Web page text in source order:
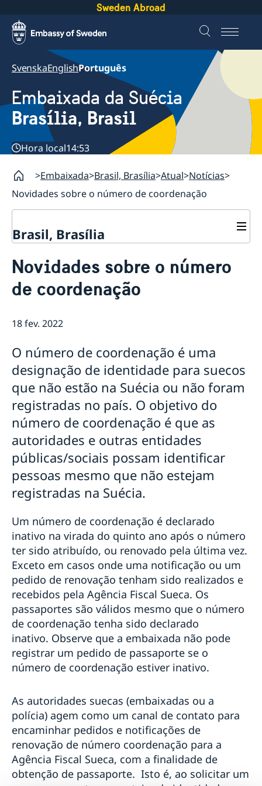
Sweden Abroad
SvenskaEnglishPortuguês
Embaixada da Suécia
Brasília, Brasil
Hora local14:53
Embaixada Brasil, Brasília Atual Notícias
Novidades sobre o número de coordenação
Brasil, Brasília
Equipe da embaixada
Tratamento de dados pessoais na embaixada da
Suécia em Brasília
Atual
Notícias
Ministro para Defesa Civil da Suécia visita o Brasil em
Eventos para estudantes em 2026
Suécia vai suspender proibição de entrada de todos
os países
Novidades sobre o número de coordenação
Sobre vagas na Embaixada da Suécia em Brasilia
NOTA OFICIAL
Rio de Janeiro tem novo Consul-Geral Honorário da
Suécia
Em caso de viagem para a Suécia
Evento online Semanas de Inovação Suécia-Brasil
discute negócios sustentáveis
Comandante da Força Aérea da Suécia é
condecorado com a Ordem do Mérito Aeronáutico
Suécia aumenta sua contribuição para a ação
climática nos países em desenvolvimento
Discurso do Primeiro Ministro Stefan Löfven na
Reunião de Alto Nível em Pequim+25
Discurso do Primeiro Ministro Stefan Löfven no
Debate Geral da 75ª Sessão da Assembleia Geral da
Organização das Nações Unidas
Amigos em Defesa da Democracia
O trabalho da Suécia por uma recuperação verde da
crise provocada pela pandemia de COVID-19
Embaixada da Suécia lança edição da quarentena do
concurso Pais Presentes
Estratégia da Suécia em resposta à pandemia de
COVID-19: Discurso de Sua Majestade o Rei à Suécia
Hack The Crisis: governo sueco promove maratona
online de inovação
Uma mensagem do Team Sweden Brazil
COVID-19: discurso do Primeiro Ministro Stefan
Löfven
CAPES e Suécia: conheça a lista de projetos
Novidades sobre o número
de coordenação
18 fev. 2022
O número de coordenação é uma
designação de identidade para suecos
que não estão na Suécia ou não foram
registradas no país. O objetivo do
número de coordenação é que as
autoridades e outras entidades
públicas/sociais possam identificar
pessoas mesmo que não estejam
registradas na Suécia.
Um número de coordenação é declarado
inativo na virada do quinto ano após o número
ter sido atribuído, ou renovado pela última vez.
Exceto em casos onde uma notificação ou um
pedido de renovação tenham sido realizados e
recebidos pela Agência Fiscal Sueca. Os
passaportes são válidos mesmo que o número
de coordenação tenha sido declarado
inativo. Observe que a embaixada não pode
registrar um pedido de passaporte se o
número de coordenação estiver inativo.
As autoridades suecas (embaixadas ou a
polícia) agem como um canal de contato para
encaminhar pedidos e notificações de
renovação de número coordenação para a
Agência Fiscal Sueca, com a finalidade de
obtenção de passaporte. Isto é, ao solicitar um